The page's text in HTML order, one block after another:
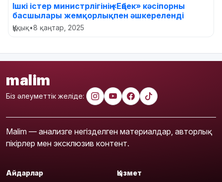
Ішкі істер министрлігінің «Еңбек» кәсіпорны
басшылары жемқорлықпен әшкереленді
Құқық•8 қаңтар, 2025
malim
Біз әлеуметтік желіде:
Malim — анализге негізделген материалдар, авторлық
пікірлер мен эксклюзив контент.
Айдарлар Қызмет